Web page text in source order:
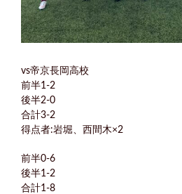
vs帝京長岡高校
前半1-2
後半2-0
合計3-2
得点者:岩堀、西間木×2
前半0-6
後半1-2
合計1-8